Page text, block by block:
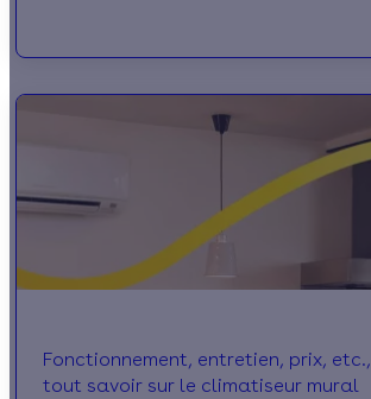
Fonctionnement, entretien, prix, etc.,
tout savoir sur le climatiseur mural